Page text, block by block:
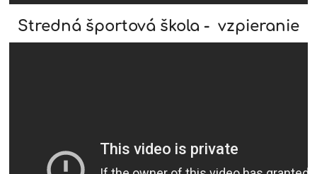
Stredná športová škola - vzpieranie